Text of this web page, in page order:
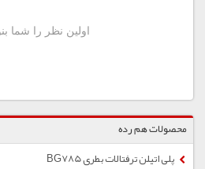
محصولات هم رده
پلی اتیلن ترفتالات بطری BG785